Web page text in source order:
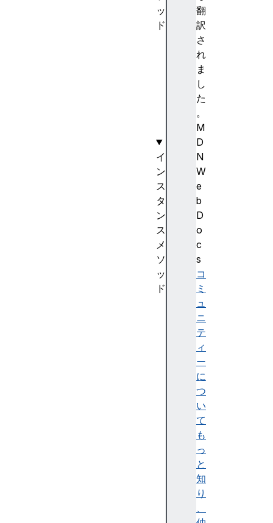
翻
訳
さ
れ
ま
し
た
。
M
D
N
W
e
b
D
o
c
s
コ
ミ
ュ
ニ
テ
ィ
ー
に
つ
い
て
も
っ
と
知
り
、
ッ
ド
イ
ン
ス
タ
ン
ス
メ
ソ
ッ
ド